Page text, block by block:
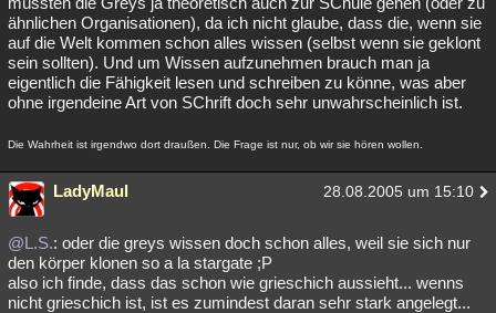
ähnlichen Organisationen), da ich nicht glaube, dass die, wenn sie
auf die Welt kommen schon alles wissen (selbst wenn sie geklont
sein sollten). Und um Wissen aufzunehmen brauch man ja
eigentlich die Fähigkeit lesen und schreiben zu könne, was aber
ohne irgendeine Art von SChrift doch sehr unwahrscheinlich ist.
Die Wahrheit ist irgendwo dort draußen. Die Frage ist nur, ob wir sie hören wollen.
LadyMaul 28.08.2005 um 15:10
@L.S.: oder die greys wissen doch schon alles, weil sie sich nur
den körper klonen so a la stargate ;P
also ich finde, dass das schon wie grieschich aussieht... wenns
nicht grieschich ist, ist es zumindest daran sehr stark angelegt...